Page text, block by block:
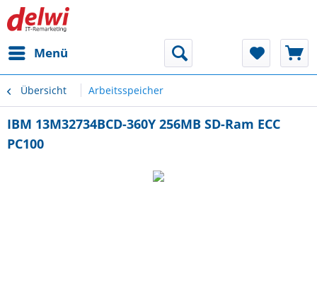
Menü
Übersicht Arbeitsspeicher
IBM 13M32734BCD-360Y 256MB SD-Ram ECC
PC100